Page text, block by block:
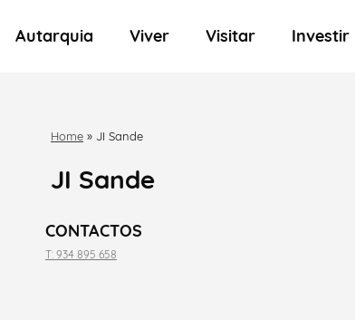
Autarquia Viver Visitar Investir
Home» JI Sande
JI Sande
CONTACTOS
T: 934 895 658